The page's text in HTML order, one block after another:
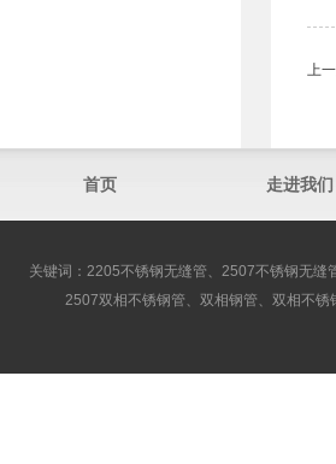
上一
首页 走进我们
关键词：2205不锈钢无缝管、2507不锈钢无
2507双相不锈钢管、双相钢管、双相不